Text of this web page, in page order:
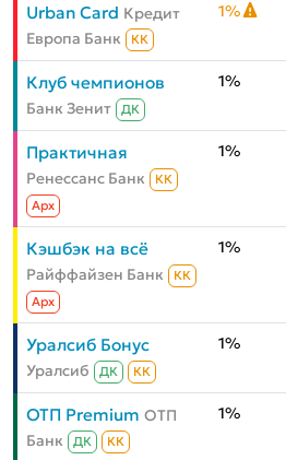
Urban Card Кредит
Европа Банк
КК
1%
Клуб чемпионов
Банк Зенит ДК
1%
Практичная
Ренессанс Банк
КК
Aрх
1%
Кэшбэк на всё
Райффайзен Банк
КК
Aрх
1%
Уралсиб Бонус
Уралсиб ДК КК
1%
ОТП Premium ОТП
Банк
ДК КК
1%